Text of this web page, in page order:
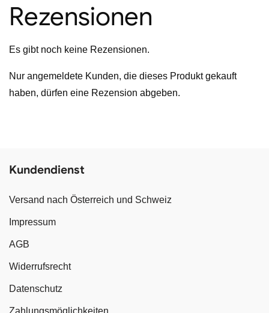
Rezensionen
Es gibt noch keine Rezensionen.
Nur angemeldete Kunden, die dieses Produkt gekauft
haben, dürfen eine Rezension abgeben.
Kundendienst
Versand nach Österreich und Schweiz
Impressum
AGB
Widerrufsrecht
Datenschutz
Zahlungsmöglichkeiten